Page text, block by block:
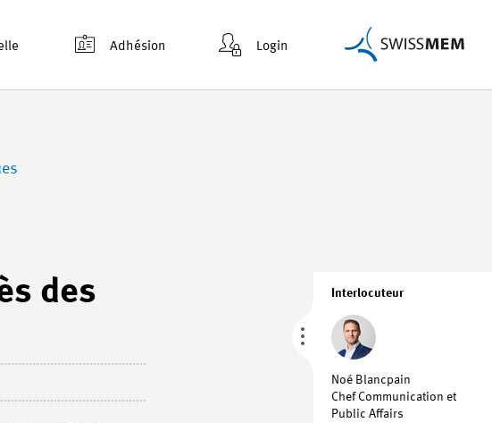
Adhésion Login
Interlocuteur
Noé Blancpain
Chef Communication et
Public Affairs
des